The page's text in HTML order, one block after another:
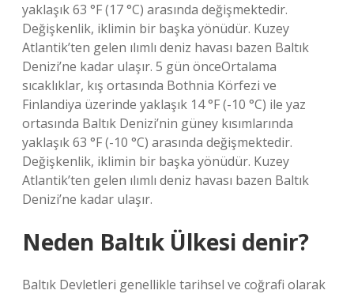
yaklaşık 63 °F (17 °C) arasında değişmektedir.
Değişkenlik, iklimin bir başka yönüdür. Kuzey
Atlantik’ten gelen ılımlı deniz havası bazen Baltık
Denizi’ne kadar ulaşır. 5 gün önceOrtalama
sıcaklıklar, kış ortasında Bothnia Körfezi ve
Finlandiya üzerinde yaklaşık 14 °F (-10 °C) ile yaz
ortasında Baltık Denizi’nin güney kısımlarında
yaklaşık 63 °F (-10 °C) arasında değişmektedir.
Değişkenlik, iklimin bir başka yönüdür. Kuzey
Atlantik’ten gelen ılımlı deniz havası bazen Baltık
Denizi’ne kadar ulaşır.
Neden Baltık Ülkesi denir?
Baltık Devletleri genellikle tarihsel ve coğrafi olarak